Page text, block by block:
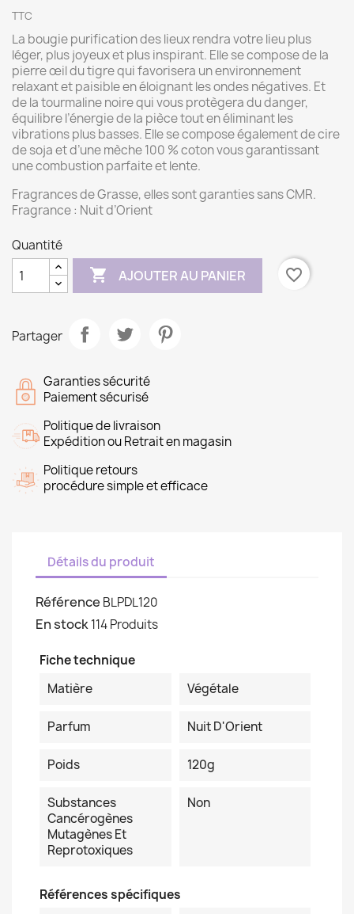
TTC
La bougie purification des lieux rendra votre lieu plus
léger, plus joyeux et plus inspirant. Elle se compose de la
pierre œil du tigre qui favorisera un environnement
relaxant et paisible en éloignant les ondes négatives. Et
de la tourmaline noire qui vous protègera du danger,
équilibre l’énergie de la pièce tout en éliminant les
vibrations plus basses. Elle se compose également de cire
de soja et d’une mèche 100 % coton vous garantissant
une combustion parfaite et lente.
Fragrances de Grasse, elles sont garanties sans CMR.
Fragrance : Nuit d’Orient
Quantité
 AJOUTER AU PANIER favorite_border
Partager
Garanties sécurité
Paiement sécurisé
Politique de livraison
Expédition ou Retrait en magasin
Politique retours
procédure simple et efficace
Détails du produit
Référence BLPDL120
En stock114 Produits
Fiche technique
Matière
Végétale
Parfum Nuit D'Orient
Poids 120g
Substances
Cancérogènes
Mutagènes Et
Reprotoxiques
Non
Références spécifiques